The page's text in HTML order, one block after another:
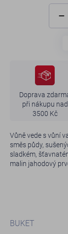
Doprava
při nákupu nad
3500 Kč
Vůně vede s vůní
směs půdy,
sladkém,
malin jahodový
BUKET